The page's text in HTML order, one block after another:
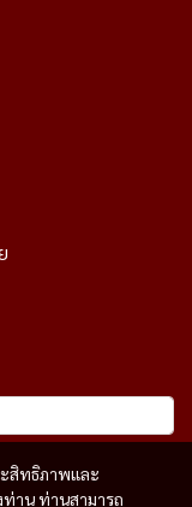
สิทธิภาพและ
าน ท่านสามารถ